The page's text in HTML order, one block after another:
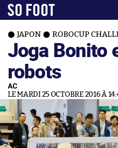
JAPON ROBOCUP
Joga Bonito
robots
AC
LE MARDI 25 OCTOBRE 2016 À